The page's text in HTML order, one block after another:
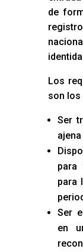
de
Los
son los
Ser
para
para
Ser
en